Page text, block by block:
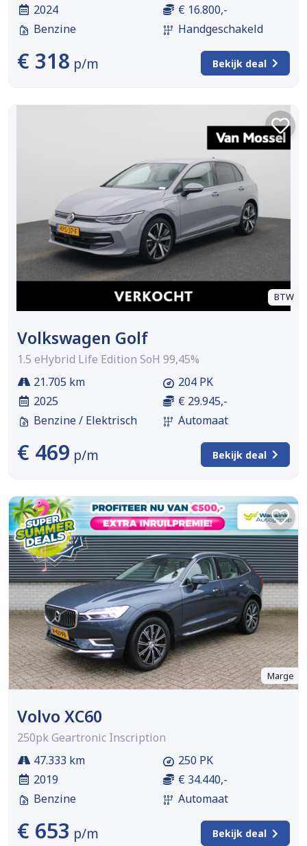
2024
Benzine
€ 16.800,-
Handgeschakeld
€ 318 p/m Bekijk deal
BTW
Volkswagen Golf
1.5 eHybrid Life Edition SoH 99,45%
21.705 km
2025
Benzine / Elektrisch
204 PK
€ 29.945,-
Automaat
€ 469 p/m Bekijk deal
Marge
Volvo XC60
250pk Geartronic Inscription
47.333 km
2019
Benzine
250 PK
€ 34.440,-
Automaat
€ 653 p/m Bekijk deal